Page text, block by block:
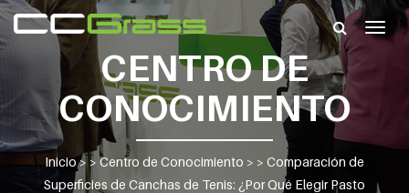
CENTRO DE
CONOCIMIENTO
Inicio> > Centro de Conocimiento > > Comparación de
Superficies de Canchas de Tenis: ¿Por Qué Elegir Pasto